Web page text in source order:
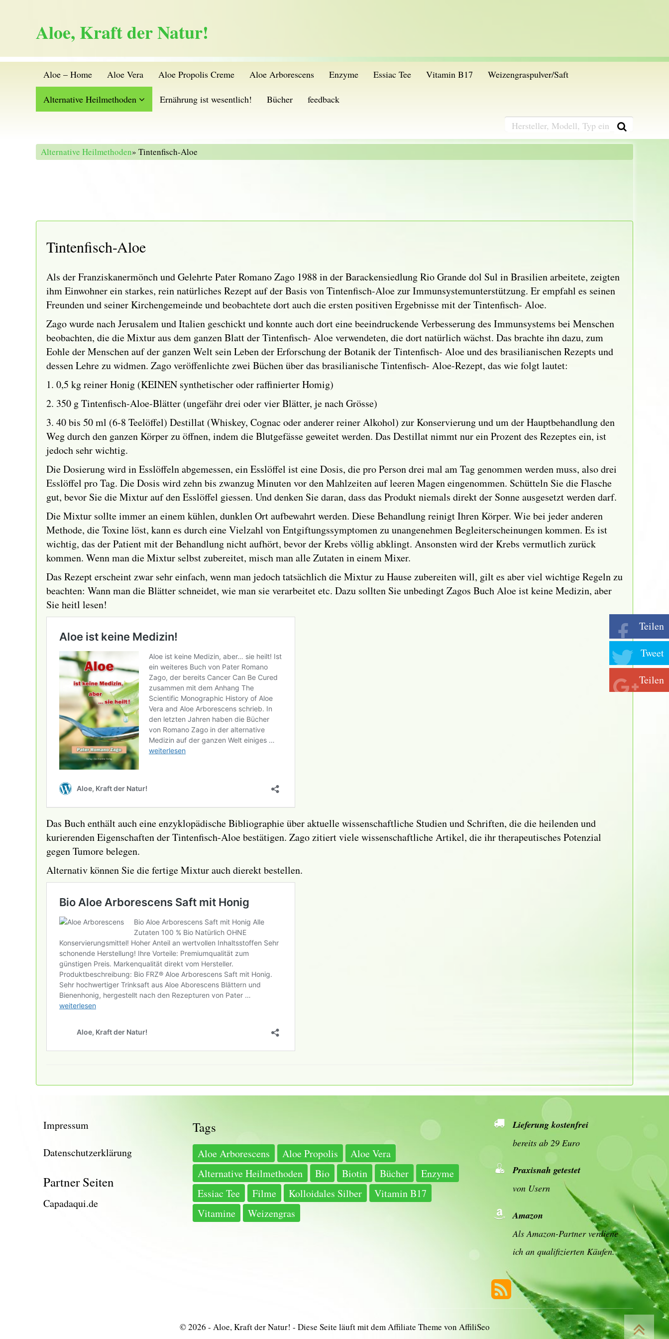
Aloe, Kraft der Natur!
Aloe – Home Aloe Vera Aloe Propolis Creme Aloe Arborescens Enzyme Essiac Tee Vitamin B17 Weizengraspulver/Saft
Alternative Heilmethoden Ernährung ist wesentlich! Bücher feedback
Alternative Heilmethoden» Tintenfisch-Aloe
Teilen
Tweet
Teilen
Tintenfisch-Aloe
Als der Franziskanermönch und Gelehrte Pater Romano Zago 1988 in der Barackensiedlung Rio Grande dol Sul in Brasilien arbeitete, zeigten
ihm Einwohner ein starkes, rein natürliches Rezept auf der Basis von Tintenfisch-Aloe zur Immunsystemunterstützung. Er empfahl es seinen
Freunden und seiner Kirchengemeinde und beobachtete dort auch die ersten positiven Ergebnisse mit der Tintenfisch- Aloe.
Zago wurde nach Jerusalem und Italien geschickt und konnte auch dort eine beeindruckende Verbesserung des Immunsystems bei Menschen
beobachten, die die Mixtur aus dem ganzen Blatt der Tintenfisch- Aloe verwendeten, die dort natürlich wächst. Das brachte ihn dazu, zum
Eohle der Menschen auf der ganzen Welt sein Leben der Erforschung der Botanik der Tintenfisch- Aloe und des brasilianischen Rezepts und
dessen Lehre zu widmen. Zago veröffenlichte zwei Büchen über das brasilianische Tintenfisch- Aloe-Rezept, das wie folgt lautet:
1. 0,5 kg reiner Honig (KEINEN synthetischer oder raffinierter Homig)
2. 350 g Tintenfisch-Aloe-Blätter (ungefähr drei oder vier Blätter, je nach Grösse)
3. 40 bis 50 ml (6-8 Teelöffel) Destillat (Whiskey, Cognac oder anderer reiner Alkohol) zur Konservierung und um der Hauptbehandlung den
Weg durch den ganzen Körper zu öffnen, indem die Blutgefässe geweitet werden. Das Destillat nimmt nur ein Prozent des Rezeptes ein, ist
jedoch sehr wichtig.
Die Dosierung wird in Esslöffeln abgemessen, ein Esslöffel ist eine Dosis, die pro Person drei mal am Tag genommen werden muss, also drei
Esslöffel pro Tag. Die Dosis wird zehn bis zwanzug Minuten vor den Mahlzeiten auf leeren Magen eingenommen. Schütteln Sie die Flasche
gut, bevor Sie die Mixtur auf den Esslöffel giessen. Und denken Sie daran, dass das Produkt niemals direkt der Sonne ausgesetzt werden darf.
Die Mixtur sollte immer an einem kühlen, dunklen Ort aufbewahrt werden. Diese Behandlung reinigt Ihren Körper. Wie bei jeder anderen
Methode, die Toxine löst, kann es durch eine Vielzahl von Entgiftungssymptomen zu unangenehmen Begleiterscheinungen kommen. Es ist
wichtig, das der Patient mit der Behandlung nicht aufhört, bevor der Krebs völlig abklingt. Ansonsten wird der Krebs vermutlich zurück
kommen. Wenn man die Mixtur selbst zubereitet, misch man alle Zutaten in einem Mixer.
Das Rezept erscheint zwar sehr einfach, wenn man jedoch tatsächlich die Mixtur zu Hause zubereiten will, gilt es aber viel wichtige Regeln zu
beachten: Wann man die Blätter schneidet, wie man sie verarbeitet etc. Dazu sollten Sie unbedingt Zagos Buch Aloe ist keine Medizin, aber
Sie heitl lesen!
Das Buch enthält auch eine enzyklopädische Bibliographie über aktuelle wissenschaftliche Studien und Schriften, die die heilenden und
kurierenden Eigenschaften der Tintenfisch-Aloe bestätigen. Zago zitiert viele wissenschaftliche Artikel, die ihr therapeutisches Potenzial
gegen Tumore belegen.
Alternativ können Sie die fertige Mixtur auch dierekt bestellen.
Impressum
Datenschutzerklärung
Partner Seiten
Capadaqui.de
Tags
Aloe Arborescens Aloe Propolis
Aloe Vera
Alternative Heilmethoden
Bio Biotin Bücher
Enzyme
Essiac Tee
Filme Kolloidales Silber
Vitamin B17
Vitamine
Weizengras
Lieferung kostenfrei
bereits ab 29 Euro
Praxisnah getestet
von Usern
Amazon
Als Amazon-Partner verdiene
ich an qualifizierten Käufen.
© 2026 - Aloe, Kraft der Natur! - Diese Seite läuft mit dem Affiliate Theme von AffiliSeo